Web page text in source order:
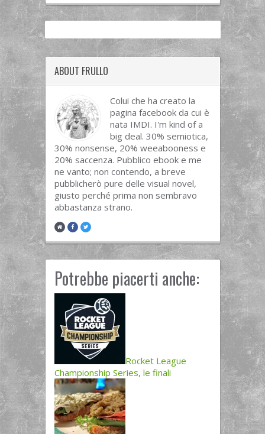
ABOUT FRULLO
Colui che ha creato la
pagina facebook da cui è
nata IMDI. I'm kind of a
big deal. 30% semiotica,
30% nonsense, 20% weeabooness e
20% saccenza. Pubblico ebook e me
ne vanto; non contendo, a breve
pubblicherò pure delle visual novel,
giusto perché prima non sembravo
abbastanza strano.
Potrebbe piacerti anche:
Rocket League
Championship Series, le finali